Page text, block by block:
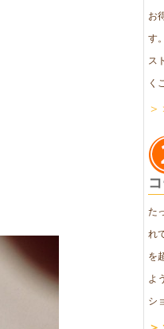
お
す
ス
く
た
れ
を
よ
シ